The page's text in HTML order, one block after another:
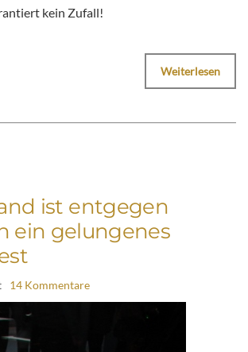
kein Zufall!
Weiterlesen
ist entgegen
ein gelungenes
14 Kommentare